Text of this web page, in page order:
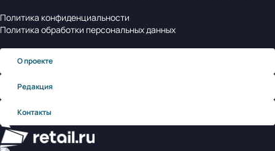
Политика конфиденциальности
Политика обработки персональных данных
О проекте
Редакция
Контакты